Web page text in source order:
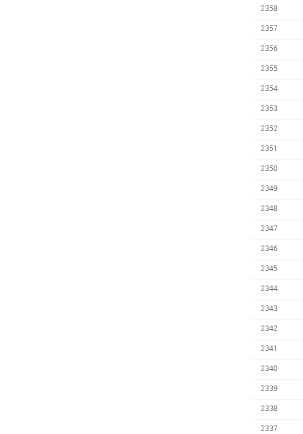
2358
2357
2356
2355
2354
2353
2352
2351
2350
2349
2348
2347
2346
2345
2344
2343
2342
2341
2340
2339
2338
2337